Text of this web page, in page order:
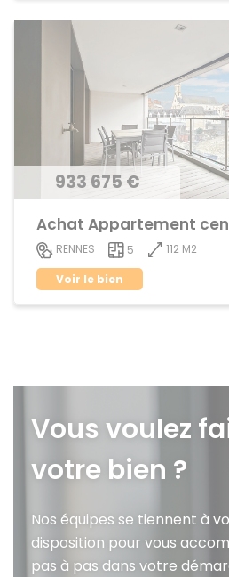
933 675 €
RENNES 5
112 M2
Voir le bien
Vous voulez
votre bien ?
Nos équipes se tiennent à
disposition pour vous
pas à pas dans votre